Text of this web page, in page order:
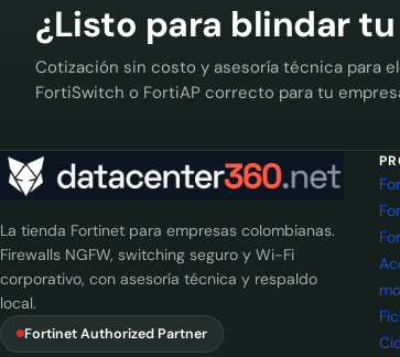
¿Listo para blindar
Cotización sin costo y asesoría técnica para
FortiSwitch o FortiAP correcto para tu
La tienda Fortinet para empresas colombianas.
Firewalls NGFW, switching seguro y Wi-Fi
corporativo, con asesoría técnica y respaldo
local.
Fortinet Authorized Partner